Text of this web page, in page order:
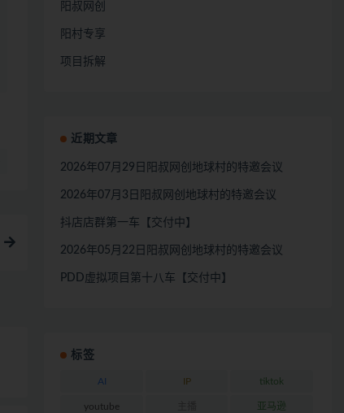
阳叔网创
阳村专享
项目拆解
近期文章
2026年07月29日阳叔网创地球村的特邀会议
2026年07月3日阳叔网创地球村的特邀会议
抖店店群第一车【交付中】
2026年05月22日阳叔网创地球村的特邀会议
PDD虚拟项目第十八车【交付中】
标签
AI IP tiktok
youtube 亚马逊